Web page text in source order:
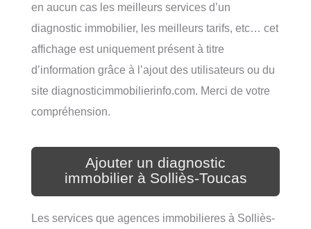
en aucun cas les meilleurs services d’un
diagnostic immobilier, les meilleurs tarifs, etc… cet
affichage est uniquement présent à titre
d’information grâce à l’ajout des utilisateurs ou du
site diagnosticimmobilierinfo.com. Merci de votre
compréhension.
Ajouter un diagnostic
immobilier à Solliès-Toucas
Les services que agences immobilieres à Solliès-